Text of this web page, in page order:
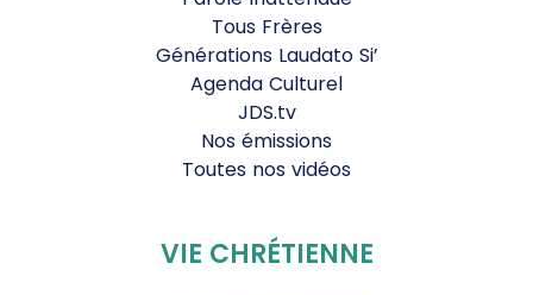
Tous Frères
Générations Laudato Si’
Agenda Culturel
JDS.tv
Nos émissions
Toutes nos vidéos
VIE CHRÉTIENNE